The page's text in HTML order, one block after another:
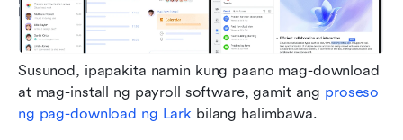
Susunod, ipapakita namin kung paano mag-download
at mag-install ng payroll software, gamit ang proseso
ng pag-download ng Lark bilang halimbawa.